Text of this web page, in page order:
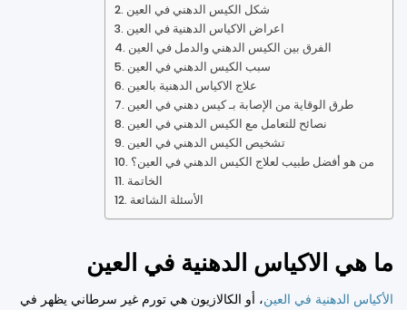
شكل الكيس الدهني في العين
اعراض الاكياس الدهنية في العين
الفرق بين الكيس الدهني والدمل في العين
سبب الكيس الدهني في العين
علاج الاكياس الدهنية بالعين
طرق الوقاية من الإصابة بـ كيس دهني في العين
نصائح للتعامل مع الكيس الدهني في العين
تشخيص الكيس الدهني في العين
من هو أفضل طبيب لعلاج الكيس الدهني في العين؟
ما هي الاكياس الدهنية في العين
الأكياس الدهنية في العين، أو الكالازيون هي تورم غير سرطاني يظهر في